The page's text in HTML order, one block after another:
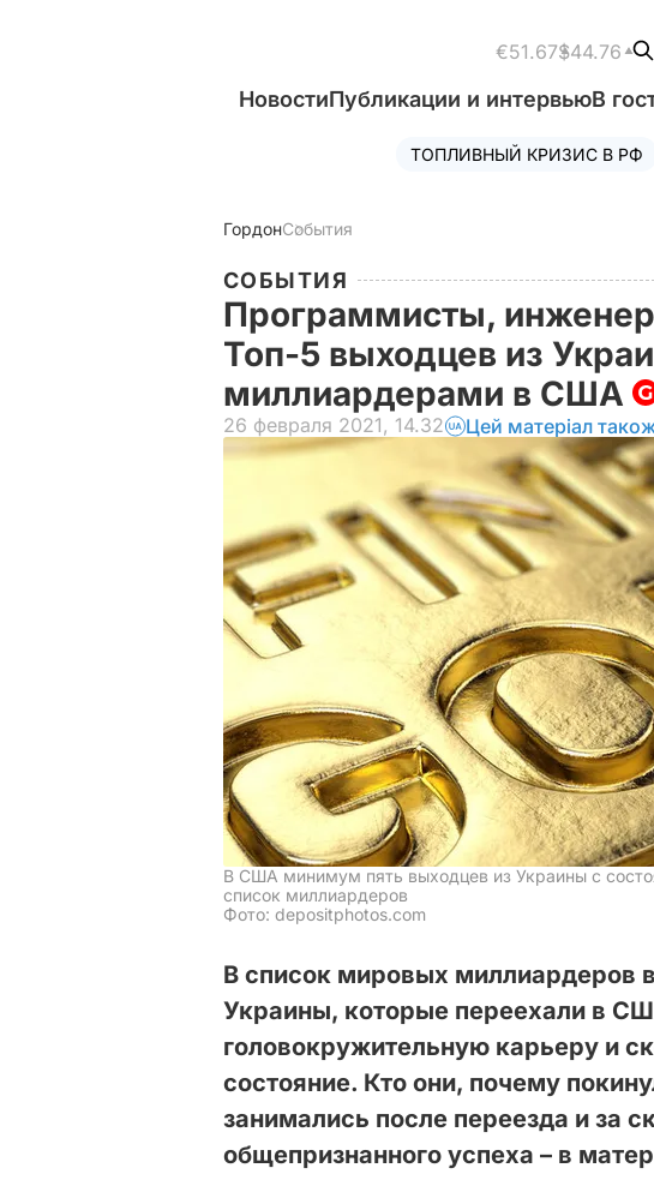
€51.67$44.76
НовостиПубликации и интервьюВ
ТОПЛИВНЫЙ КРИЗИС В РФ
ГордонСобытия
СОБЫТИЯ
Программисты,
Топ-5 выходцев из
миллиардерами в США
26 февраля 2021, 14.32 Цей матеріал
В США минимум пять выходцев из Украины с
список миллиардеров
Фото: depositphotos.com
В список мировых миллиардеров
Украины, которые переехали в
головокружительную карьеру и
состояние. Кто они, почему
занимались после переезда и за
общепризнанного успеха – в